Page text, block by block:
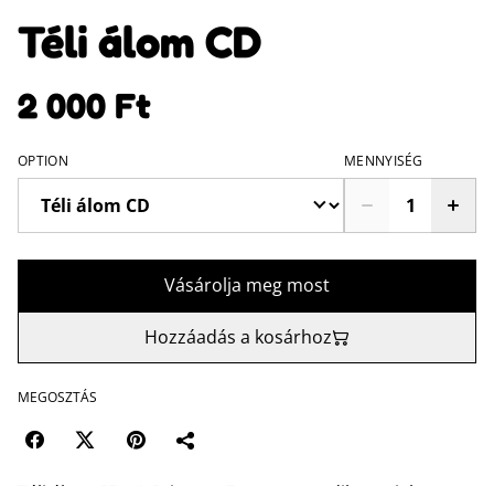
Téli álom CD
2 000 Ft
OPTION MENNYISÉG
Vásárolja meg most
Hozzáadás a kosárhoz
MEGOSZTÁS